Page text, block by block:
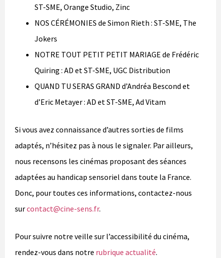
ST-SME, Orange Studio, Zinc
NOS CÉRÉMONIES de Simon Rieth : ST-SME, The
Jokers
NOTRE TOUT PETIT PETIT MARIAGE de Frédéric
Quiring : AD et ST-SME, UGC Distribution
QUAND TU SERAS GRAND d’Andréa Bescond et
d’Eric Metayer : AD et ST-SME, Ad Vitam
Si vous avez connaissance d’autres sorties de films
adaptés, n’hésitez pas à nous le signaler. Par ailleurs,
nous recensons les cinémas proposant des séances
adaptées au handicap sensoriel dans toute la France.
Donc, pour toutes ces informations, contactez-nous
surcontact@cine-sens.fr.
Pour suivre notre veille sur l’accessibilité du cinéma,
rendez-vous dans notre rubrique actualité.